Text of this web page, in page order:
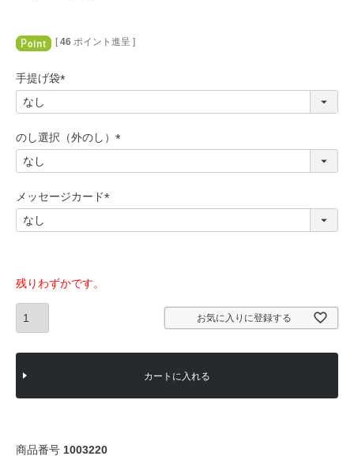
[ 46 ポイント進呈 ]
手提げ袋
必
のし選択（外のし）
必
メッセージカード
必
残りわずかです。
お気に入りに登録する
カートに入れる
商品番号 1003220